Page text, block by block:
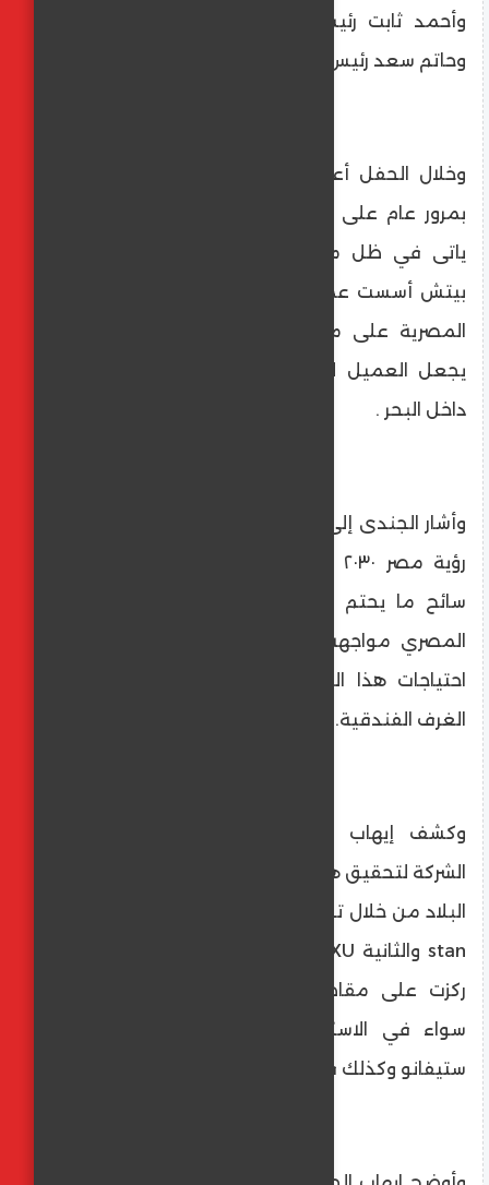
وحاتم سعد رئيس شركة تلال .
وخلال الحفل أعتبر ايهاب الجندى أن الاحتفال
ياتى في ظل مسيرة طويلة لشركة مارسيليا
المصرية على مفهوم فندق الشواطئ الذي
يجعل العميل ليس على الشاطئ ولكن في
داخل البحر .
سائح ما يحتم على القطاع الخاص الفندقى
المصري مواجهة التحدى والعمل على تلبية
احتياجات هذا الهدف وزيادة سرعة البلاد من
الغرف الفندقية.
وكشف إيهاب الجندي عن إطار استراتيجية
الشركة لتحقيق هدف زيادة السعة الفندقية في
البلاد من خلال تطوير علامتين فندقيتين الأولى
ركزت على مقاصد وسواطئ البحر المتوسط
ستيفانو وكذلك في الساحل الشمالى .